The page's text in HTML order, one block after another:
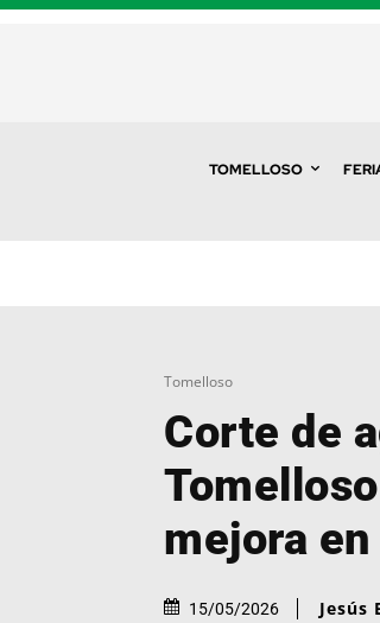
TOMELLOSO
Tomelloso
Corte de
mejora
15/05/2026 Jesús